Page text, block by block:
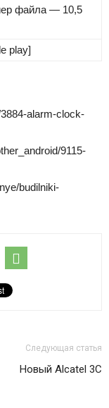
файла — 10,5
play]
alarm-clock-
9115-
budilniki-
Следующая статья
Новый Alcatel 3C